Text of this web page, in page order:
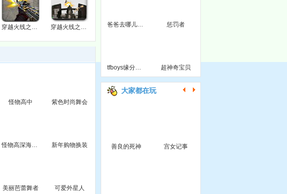
穿越火线之保卫女神 穿越火线之冰原危机
怪物高中 紫色时尚舞会
怪物高深海水疗 新年购物换装
美丽芭蕾舞者 可爱外星人
爸爸去哪儿第二季拼图 惩罚者
tfboys缘分测试 超神奇宝贝
大家都在玩
善良的死神 宫女记事